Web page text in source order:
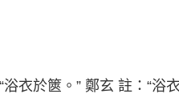
衣於篋。” 鄭玄 註：“